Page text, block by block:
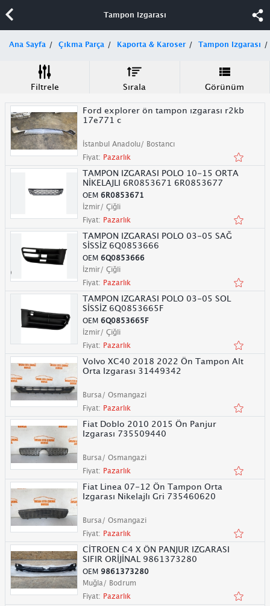
Tampon Izgarası
Ana Sayfa Çıkma Parça Kaporta & Karoser Tampon Izgarası
Filtrele Sırala Görünüm
Ford explorer ön tampon ızgarası r2kb
17e771 c
İstanbul Anadolu/ Bostancı
Fiyat: Pazarlık
TAMPON IZGARASI POLO 10-15 ORTA
NİKELAJLI 6R0853671 6R0853677
OEM 6R0853671
İzmir/ Çiğli
Fiyat: Pazarlık
TAMPON IZGARASI POLO 03-05 SAĞ
SİSSİZ 6Q0853666
OEM 6Q0853666
İzmir/ Çiğli
Fiyat: Pazarlık
TAMPON IZGARASI POLO 03-05 SOL
SİSSİZ 6Q0853665F
OEM 6Q0853665F
İzmir/ Çiğli
Fiyat: Pazarlık
Volvo XC40 2018 2022 Ön Tampon Alt
Orta Izgarası 31449342
Bursa/ Osmangazi
Fiyat: Pazarlık
Fiat Doblo 2010 2015 Ön Panjur
Izgarası 735509440
Bursa/ Osmangazi
Fiyat: Pazarlık
Fiat Linea 07-12 Ön Tampon Orta
Izgarası Nikelajlı Gri 735460620
Bursa/ Osmangazi
Fiyat: Pazarlık
CİTROEN C4 X ÖN PANJUR IZGARASI
SIFIR ORİJİNAL 9861373280
OEM 9861373280
Muğla/ Bodrum
Fiyat: Pazarlık